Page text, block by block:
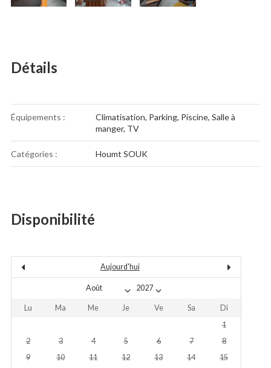
Détails
Équipements : Climatisation, Parking, Piscine, Salle à
manger, TV
Catégories : Houmt SOUK
Disponibilité
Aujourd'hui
Lu Ma Me Je Ve Sa
Di
1
2
3 4 5 6 7
8
9
10 11 12 13 14
15